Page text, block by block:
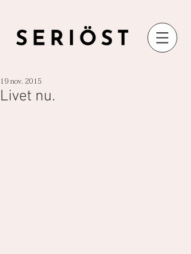
Livet nu.
19 nov. 2015